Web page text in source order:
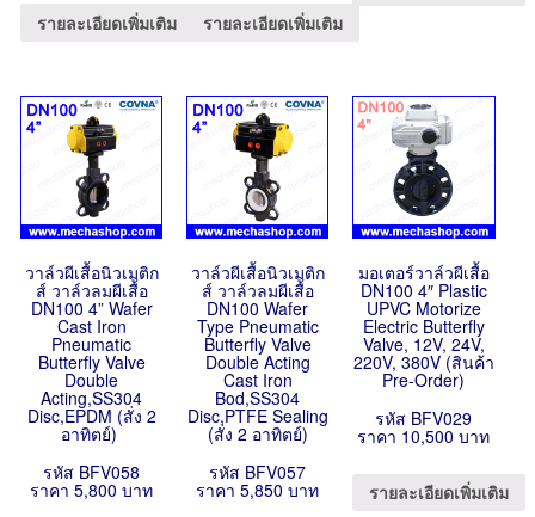
รายละเอียดเพิ่มเติม รายละเอียดเพิ่มเติม
วาล์วผีเสื้อนิวเมติก
ส์ วาล์วลมผีเสื้อ
DN100 4” Wafer
Cast Iron
Pneumatic
Butterfly Valve
Double
Acting,SS304
Disc,EPDM (สั่ง 2
อาทิตย์)
รหัส BFV058
ราคา 5,800 บาท
วาล์วผีเสื้อนิวเมติก
ส์ วาล์วลมผีเสื้อ
DN100 Wafer
Type Pneumatic
Butterfly Valve
Double Acting
Cast Iron
Bod,SS304
Disc,PTFE Sealing
(สั่ง 2 อาทิตย์)
รหัส BFV057
ราคา 5,850 บาท
มอเตอร์วาล์วผีเสื้อ
DN100 4″ Plastic
UPVC Motorize
Electric Butterfly
Valve, 12V, 24V,
220V, 380V (สินค้า
Pre-Order)
รหัส BFV029
ราคา 10,500 บาท
รายละเอียดเพิ่มเติม